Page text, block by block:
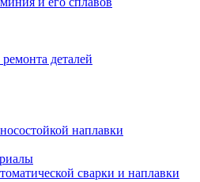
деталей
наплавки
сварки и наплавки